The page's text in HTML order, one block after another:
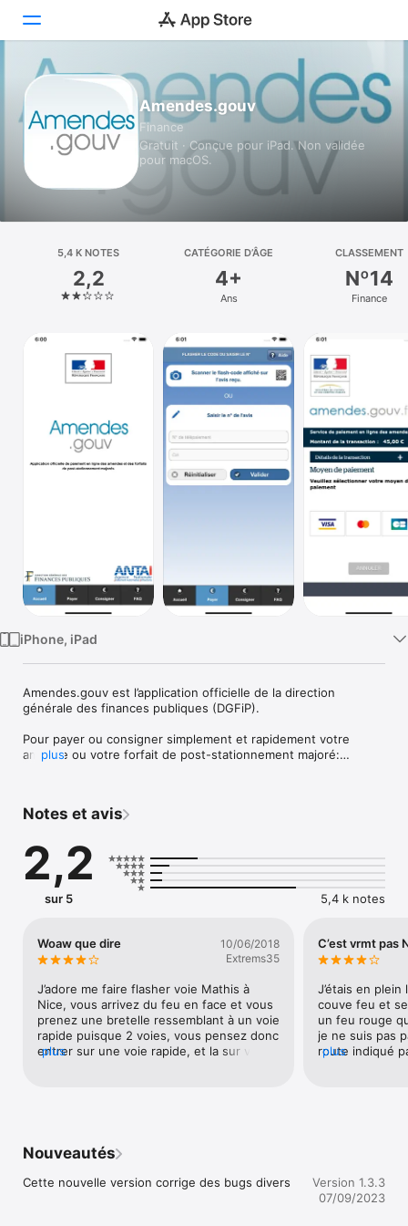
Aujourd’hui
Jeux
Plateforme
iPhone
Watch
Amendes.gouv
Finance
Gratuit · Conçue pour iPad. Non validée
pour macOS.
5,4 K NOTES
2,2
CATÉGORIE D’ÂGE
4+
Ans
CLASSEMENT
Nº14
Finance
iPhone, iPad
Amendes.gouv est l’application officielle de la direction
générale des finances publiques (DGFiP).
Pour payer ou consigner simplement et rapidement votre
amende ou votre forfait de post-stationnement majoré:
-  Saisissez les coordonnées d’une carte bancaire en cours de
-  Validez !
L’application permet également d’obtenir directement un
justificatif de paiement, par téléchargement ou envoi  par
plus
Notes et avis
2,2
sur 5 5,4 k notes
Woaw que dire
10/06/2018
Extrems35
J’adore me faire flasher voie Mathis à
Nice, vous arrivez du feu en face et vous
prenez une bretelle ressemblant à un voie
rapide puisque 2 voies, vous pensez donc
entrer sur une voie rapide, et la sur votre
entrez au tout début de cette voie, vous
accédez cela me semble logique et vous
vous collez à 70 kilomètres heure mais
non ce radar est à 50 puisque ils
plus
C’est vrmt pas
J’étais en
couve feu et
un feu rouge
je ne suis pas
route indiqué
route de ma
directement
moi, ce qui
plus
Nouveautés
Cette nouvelle version corrige des bugs divers
Version 1.3.3
07/09/2023